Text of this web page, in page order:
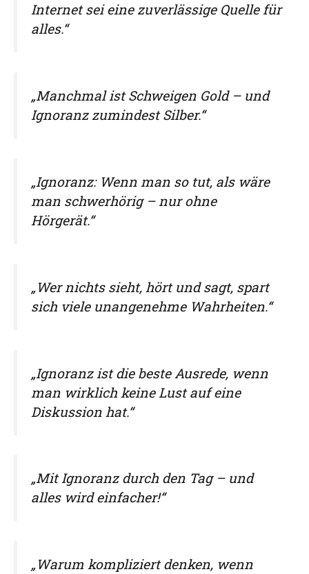
Internet sei eine zuverlässige Quelle für
alles.“
„Manchmal ist Schweigen Gold – und
Ignoranz zumindest Silber.“
„Ignoranz: Wenn man so tut, als wäre
man schwerhörig – nur ohne
Hörgerät.“
„Wer nichts sieht, hört und sagt, spart
sich viele unangenehme Wahrheiten.“
„Ignoranz ist die beste Ausrede, wenn
man wirklich keine Lust auf eine
Diskussion hat.“
„Mit Ignoranz durch den Tag – und
alles wird einfacher!“
„Warum kompliziert denken, wenn